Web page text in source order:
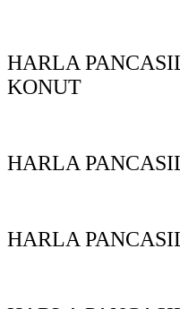
HARLA
KONUT
HARLA
HARLA